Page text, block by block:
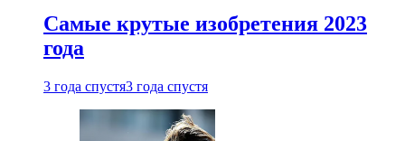
Самые крутые изобретения 2023
года
3 года спустя3 года спустя